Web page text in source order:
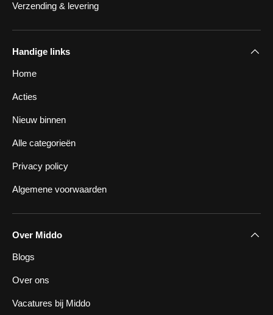
Verzending & levering
Handige links
Home
Acties
Nieuw binnen
Alle categorieën
Privacy policy
Algemene voorwaarden
Over Middo
Blogs
Over ons
Vacatures bij Middo